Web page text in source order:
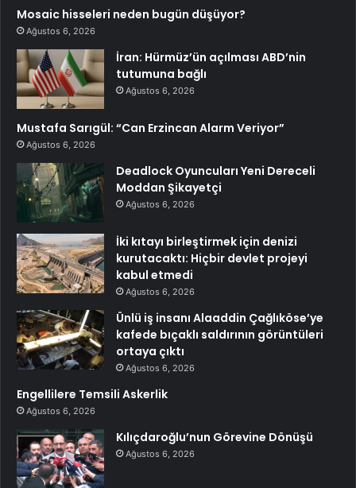
Mosaic hisseleri neden bugün düşüyor?
Ağustos 6, 2026
İran: Hürmüz’ün açılması ABD’nin
tutumuna bağlı
Ağustos 6, 2026
Mustafa Sarıgül: “Can Erzincan Alarm Veriyor”
Ağustos 6, 2026
Deadlock Oyuncuları Yeni Dereceli
Moddan Şikayetçi
Ağustos 6, 2026
İki kıtayı birleştirmek için denizi
kurutacaktı: Hiçbir devlet projeyi
kabul etmedi
Ağustos 6, 2026
Ünlü iş insanı Alaaddin Çağlıköse’ye
kafede bıçaklı saldırının görüntüleri
ortaya çıktı
Ağustos 6, 2026
Engellilere Temsili Askerlik
Ağustos 6, 2026
Kılıçdaroğlu’nun Görevine Dönüşü
Ağustos 6, 2026